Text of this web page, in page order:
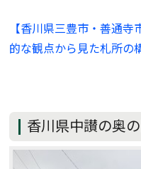
【香川県三豊市・善通
的な観点から見た札所の
香川県中讃の奥